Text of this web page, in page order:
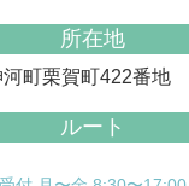
所在地
町栗賀町422番地
ルート